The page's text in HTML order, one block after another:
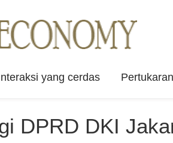
yang cerdas
DPRD DKI